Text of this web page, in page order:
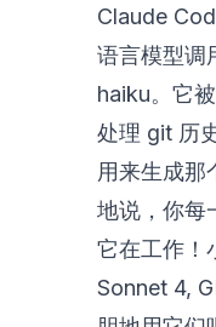
Claude
语言模型
haiku。它
处理 git 历
用来生成
地说，你每
它在工作！
Sonnet 4,